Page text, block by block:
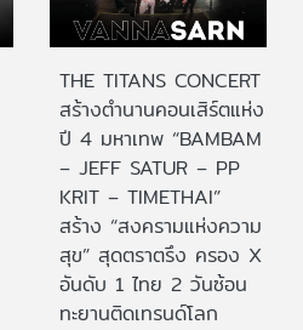
THE TITANS CONCERT
สร้างตำนานคอนเสิร์ตแห่ง
ปี 4 มหาเทพ “BAMBAM
– JEFF SATUR – PP
KRIT – TIMETHAI”
สร้าง “สงครามแห่งความ
สุข” สุดตราตรึง ครอง X
อันดับ 1 ไทย 2 วันซ้อน
ทะยานติดเทรนด์โลก